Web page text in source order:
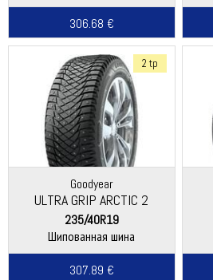
306.68 €
2 tp
Goodyear
ULTRA GRIP ARCTIC 2
235/40R19
Шипованная шина
307.89 €